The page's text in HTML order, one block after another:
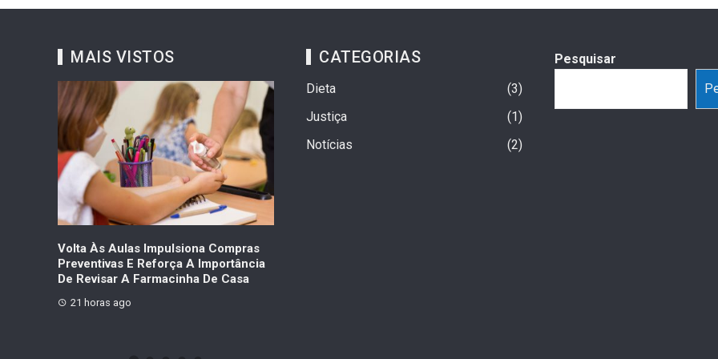
MAIS VISTOS
Volta Às Aulas Impulsiona Compras
Preventivas E Reforça A Importância
De Revisar A Farmacinha De Casa
21 horas ago
CATEGORIAS
Dieta
3
Justiça
1
Notícias
2
Pesquisar